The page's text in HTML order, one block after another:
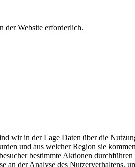
der Website erforderlich.
wir in der Lage Daten über die
und aus welcher Region sie
bestimmte Aktionen
der Analyse des Nutzerverhaltens,